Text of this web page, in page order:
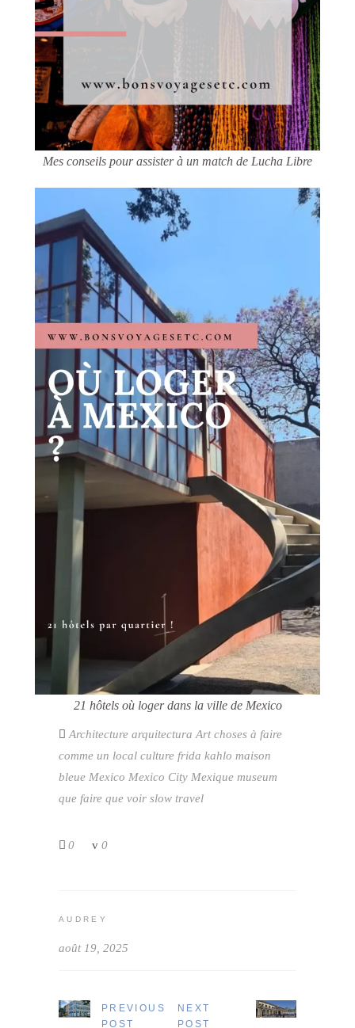
Mes conseils pour assister à un match de Lucha Libre
21 hôtels où loger dans la ville de Mexico
Architecture arquitectura Art choses à faire
comme un local culture frida kahlo maison
bleue Mexico Mexico City Mexique museum
que faire que voir slow travel
0 0
AUDREY
août 19, 2025
PREVIOUS
POST
NEXT
POST